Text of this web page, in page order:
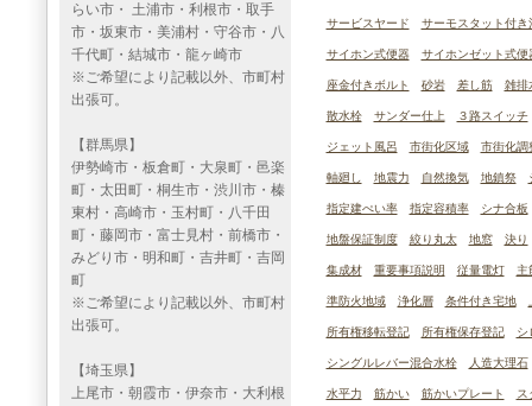
らい市・ 土浦市・利根市・取手
市・坂東市・美浦村・守谷市・八
千代町・結城市・龍ヶ崎市
※ご希望により記載以外、市町村
出張可。
【群馬県】
伊勢崎市・板倉町・大泉町・邑楽
町・太田町・桐生市・渋川市・榛
東村・高崎市・玉村町・八千田
町・藤岡市・富士見村・前橋市・
みどり市・明和町・吉井町・吉岡
町
※ご希望により記載以外、市町村
出張可。
【埼玉県】
上尾市・朝霞市・伊奈市・大利根
サービスヤード サーモスタット付き
サイホン式便器 サイホンゼット式便
座金付きボルト 砂岩 差し筋 雑排
散水栓 サンダー仕上 ３路スイッチ
ジェット風呂 市街化区域 市街化調
軸廻し 地震力 自然換気 地鎮祭
指定建ぺい率 指定容積率 シナ合板
地盤保証制度 絞り丸太 地窓 決り
集成材 重要事項説明 従量電灯 主
準防火地域 浄化層 条件付き宅地
所有権移転登記 所有権保存登記 シ
シングルレバー混合水栓 人造大理石
水平力 筋かい 筋かいプレート ス